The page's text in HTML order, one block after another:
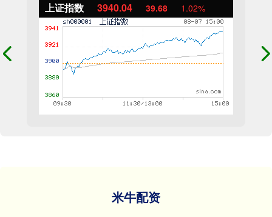
上证指数 3940.04 39.68 1.02%
米牛配资